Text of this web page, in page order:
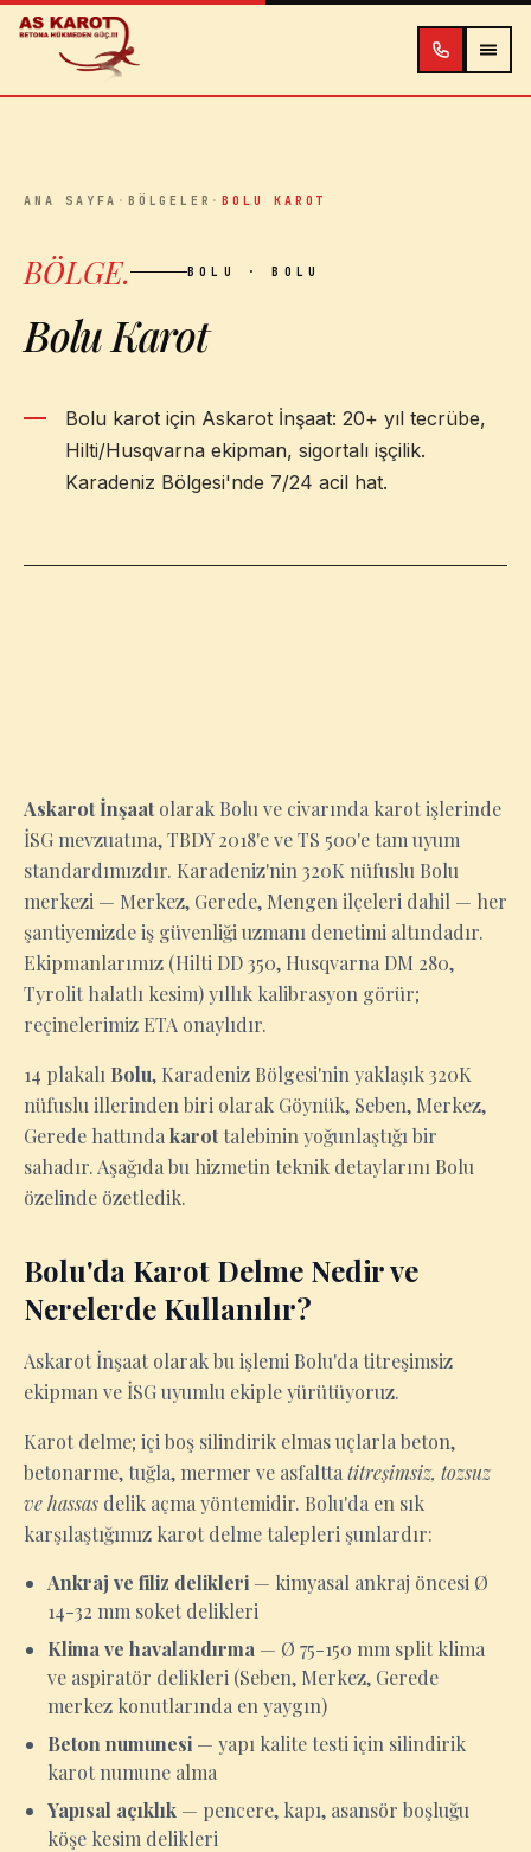
İçeriğe atla
ANA SAYFA ·BÖLGELER ·BOLU KAROT
BÖLGE. BOLU · BOLU
Bolu Karot
Bolu karot için Askarot İnşaat: 20+ yıl tecrübe,
Hilti/Husqvarna ekipman, sigortalı işçilik.
Karadeniz Bölgesi'nde 7/24 acil hat.
Askarot İnşaatolarak Bolu ve civarında karot işlerinde
İSG mevzuatına, TBDY 2018'e ve TS 500'e tam uyum
standardımızdır. Karadeniz'nin 320K nüfuslu Bolu
merkezi — Merkez, Gerede, Mengen ilçeleri dahil — her
şantiyemizde iş güvenliği uzmanı denetimi altındadır.
Ekipmanlarımız (Hilti DD 350, Husqvarna DM 280,
Tyrolit halatlı kesim) yıllık kalibrasyon görür;
reçinelerimiz ETA onaylıdır.
14 plakalı Bolu, Karadeniz Bölgesi'nin yaklaşık 320K
nüfuslu illerinden biri olarak Göynük, Seben, Merkez,
Gerede hattında karottalebinin yoğunlaştığı bir
sahadır. Aşağıda bu hizmetin teknik detaylarını Bolu
özelinde özetledik.
Bolu'da Karot Delme Nedir ve
Nerelerde Kullanılır?
Askarot İnşaat olarak bu işlemi Bolu'da titreşimsiz
ekipman ve İSG uyumlu ekiple yürütüyoruz.
Karot delme; içi boş silindirik elmas uçlarla beton,
betonarme, tuğla, mermer ve asfaltta titreşimsiz, tozsuz
ve hassas delik açma yöntemidir. Bolu'da en sık
karşılaştığımız karot delme talepleri şunlardır:
Ankraj ve filiz delikleri — kimyasal ankraj öncesi Ø
14-32 mm soket delikleri
Klima ve havalandırma — Ø 75-150 mm split klima
ve aspiratör delikleri (Seben, Merkez, Gerede
merkez konutlarında en yaygın)
Beton numunesi — yapı kalite testi için silindirik
karot numune alma
Yapısal açıklık — pencere, kapı, asansör boşluğu
köşe kesim delikleri